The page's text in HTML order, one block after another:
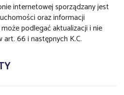
internetowej sporządzany jest
oraz informacji
podlegać aktualizacji i nie
66 i następnych K.C.